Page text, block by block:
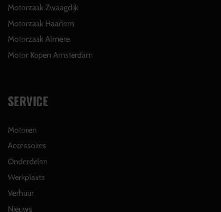
Motorzaak Zwaagdijk
Motorzaak Haarlem
Motorzaak Almere
Motor Kopen Amsterdam
SERVICE
Motoren
Accessoires
Onderdelen
Werkplaats
Verhuur
Nieuws